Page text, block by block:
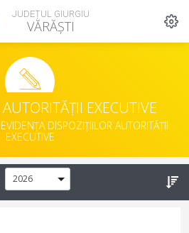
JUDEȚUL GIURGIU
VĂRĂȘTI
EXECUTIVE
DISPOZIȚIILOR AUTORITĂȚII
EXECUTIVE